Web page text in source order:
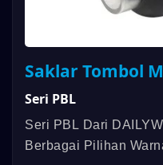
Saklar Tombol
Seri PBL
Seri PBL Dari
Berbagai Pilihan